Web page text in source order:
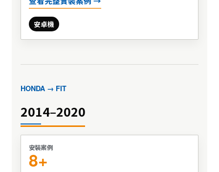
安卓機
HONDA → FIT
2014–2020
安裝案例
8+